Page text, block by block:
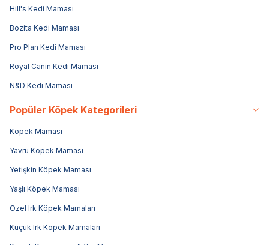
Hill's Kedi Maması
Bozita Kedi Maması
Pro Plan Kedi Maması
Royal Canin Kedi Maması
N&D Kedi Maması
Popüler Köpek Kategorileri
Köpek Maması
Yavru Köpek Maması
Yetişkin Köpek Maması
Yaşlı Köpek Maması
Özel Irk Köpek Mamaları
Küçük Irk Köpek Mamaları